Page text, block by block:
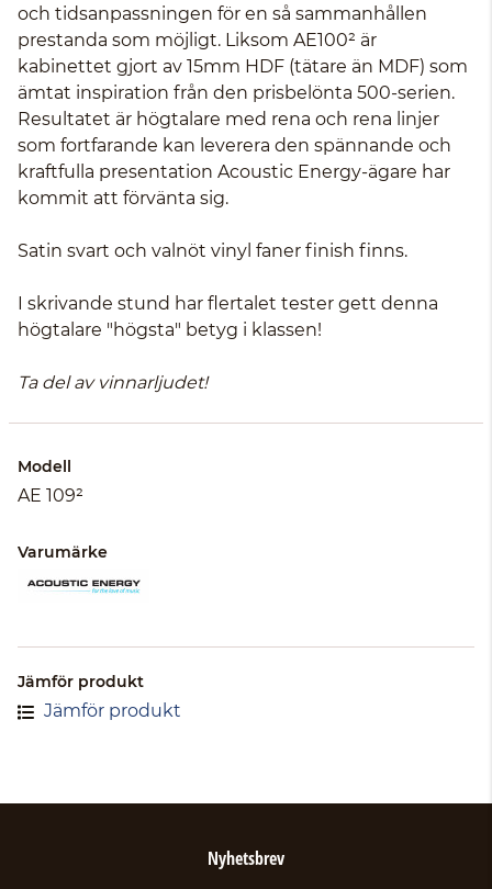
och tidsanpassningen för en så sammanhållen
prestanda som möjligt. Liksom AE100² är
kabinettet gjort av 15mm HDF (tätare än MDF) som
ämtat inspiration från den prisbelönta 500-serien.
Resultatet är högtalare med rena och rena linjer
som fortfarande kan leverera den spännande och
kraftfulla presentation Acoustic Energy-ägare har
kommit att förvänta sig.
Satin svart och valnöt vinyl faner finish finns.
I skrivande stund har flertalet tester gett denna
högtalare "högsta" betyg i klassen!
Ta del av vinnarljudet!
Modell
AE 109²
Varumärke
Jämför produkt
Jämför produkt
Nyhetsbrev